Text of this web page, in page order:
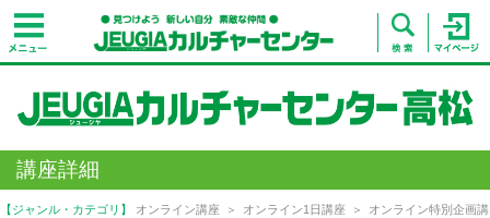
講座詳細
【ジャンル・カテゴリ】 オンライン講座 オンライン1日講座
オンライン特別企画講